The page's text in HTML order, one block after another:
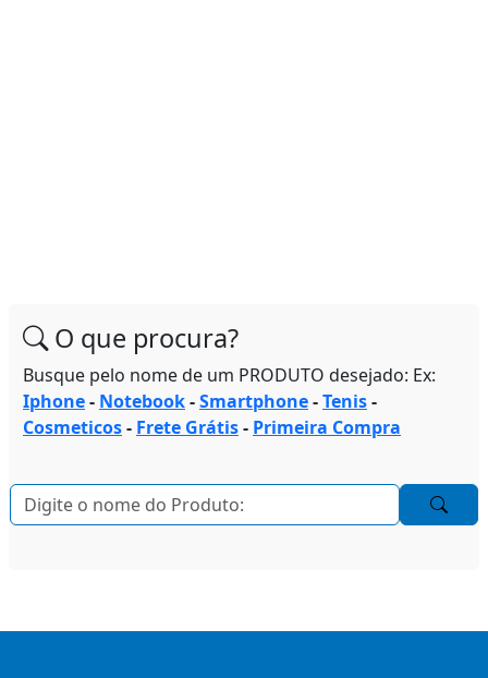
O que procura?
Busque pelo nome de um PRODUTO desejado: Ex:
Iphone- Notebook-Smartphone-Tenis-
Cosmeticos- Frete Grátis- Primeira Compra